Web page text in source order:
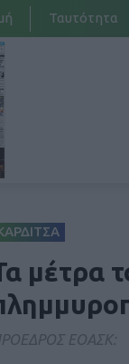
Ταυτότητα
μέτρα
ΕΟΑΣΚ: